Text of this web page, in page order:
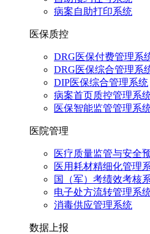
病案自助打印系统
医保质控
DRG医保付费管理系
DRG医保综合管理系
DIP医保综合管理系统
病案首页质控管理系
医保智能监管管理系
医院管理
医疗质量监管与安全
医用耗材精细化管理
国（军）考绩效考核
电子处方流转管理系
消毒供应管理系统
数据上报